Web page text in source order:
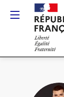
Gestion des cookies